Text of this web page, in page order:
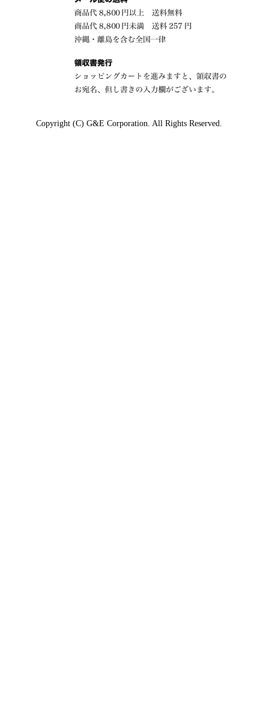
Copyright (C) G&E Corporation. All Rights Reserved.